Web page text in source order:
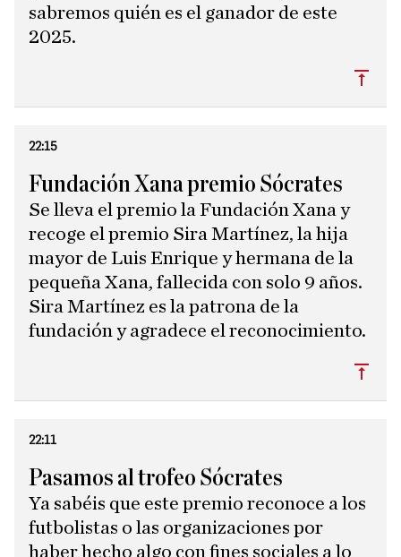
sabremos quién es el ganador de este
2025.
22:15
Fundación Xana premio Sócrates
Se lleva el premio la Fundación Xana y
recoge el premio Sira Martínez, la hija
mayor de Luis Enrique y hermana de la
pequeña Xana, fallecida con solo 9 años.
Sira Martínez es la patrona de la
fundación y agradece el reconocimiento.
22:11
Pasamos al trofeo Sócrates
Ya sabéis que este premio reconoce a los
futbolistas o las organizaciones por
haber hecho algo con fines sociales a lo